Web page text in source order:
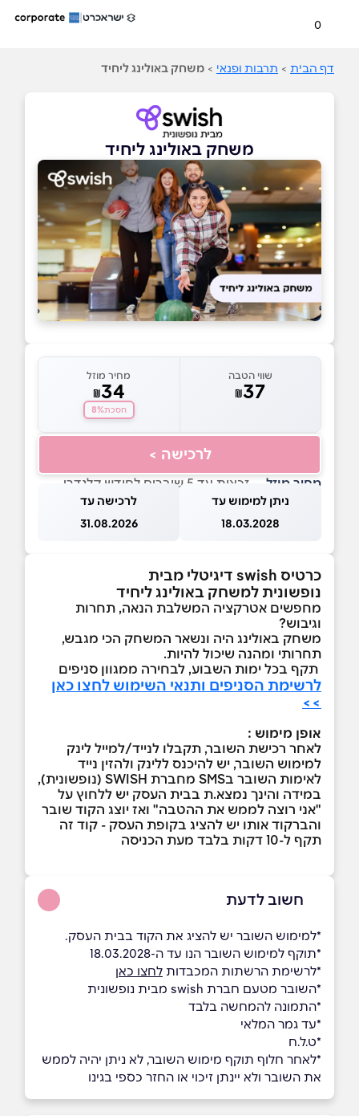
0
דף הבית > תרבות ופנאי > משחק באולינג ליחיד
משחק באולינג ליחיד
שווי הטבה
₪37
מחיר מוזל
₪34
חסכת8%
לרכישה >
מחיר מוזל — זכאות עד 5 שוברים לחודש קלנדרי
ניתן למימוש עד
18.03.2028
לרכישה עד
31.08.2026
כרטיס swish דיגיטלי מבית
נופשונית למשחק באולינג ליחיד
מחפשים אטרקציה המשלבת הנאה, תחרות
וגיבוש?
משחק באולינג היה ונשאר המשחק הכי מגבש,
תחרותי ומהנה שיכול להיות.
תקף בכל ימות השבוע, לבחירה ממגוון סניפים
לרשימת הסניפים ותנאי השימוש לחצו כאן
>>
אופן מימוש :
לאחר רכישת השובר, תקבלו לנייד/למייל לינק
למימוש השובר, יש להיכנס ללינק ולהזין נייד
לאימות השובר בSMS מחברת SWISH (נופשונית),
במידה והינך נמצא.ת בבית העסק יש ללחוץ על
"אני רוצה לממש את ההטבה" ואז יוצג הקוד שובר
והברקוד אותו יש להציג בקופת העסק - קוד זה
תקף ל-10 דקות בלבד מעת הכניסה
חשוב לדעת
*למימוש השובר יש להציג את הקוד בבית העסק.
*תוקף למימוש השובר הנו עד ה-18.03.2028
*לרשימת הרשתות המכבדות לחצו כאן
*השובר מטעם חברת swish מבית נופשונית
*התמונה להמחשה בלבד
*עד גמר המלאי
*ט.ל.ח
*לאחר חלוף תוקף מימוש השובר, לא ניתן יהיה לממש
את השובר ולא יינתן זיכוי או החזר כספי בגינו